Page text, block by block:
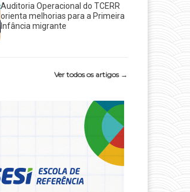
Auditoria Operacional do TCERR
orienta melhorias para a Primeira
Infância migrante
Ver todos os artigos →